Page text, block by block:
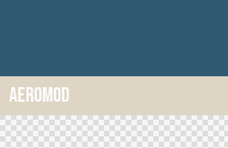
Aeromod